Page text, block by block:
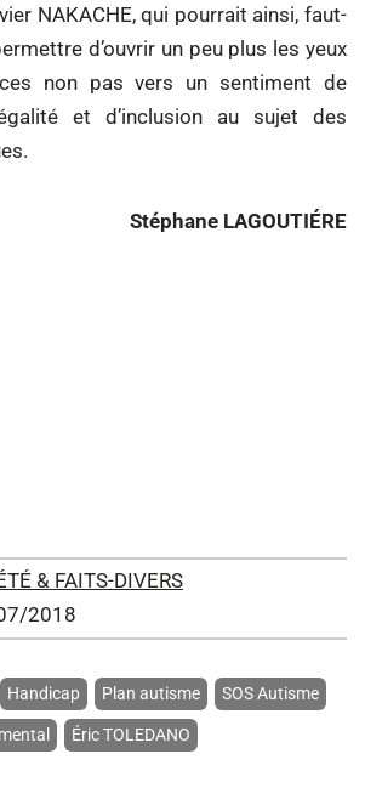
NAKACHE, qui pourrait ainsi, faut-
d’ouvrir un peu plus les yeux
non pas vers un sentiment de
et d’inclusion au sujet des
Stéphane LAGOUTIÉRE
& FAITS-DIVERS
2018
Handicap Plan autisme SOS Autisme
Éric TOLEDANO